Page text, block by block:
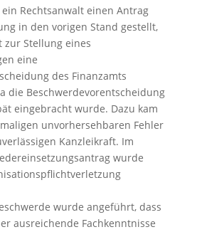
Rechtsanwalt einen Antrag
in den vorigen Stand gestellt,
zur Stellung eines
eine
des Finanzamts
die Beschwerdevorentscheidung
eingebracht wurde. Dazu kam
unvorhersehbaren Fehler
Kanzleikraft. Im
wurde
wurde angeführt, dass
ausreichende Fachkenntnisse